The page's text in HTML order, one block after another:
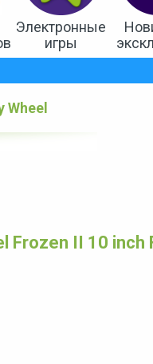
Электронные
игры
Wheel
Frozen II 10 inch